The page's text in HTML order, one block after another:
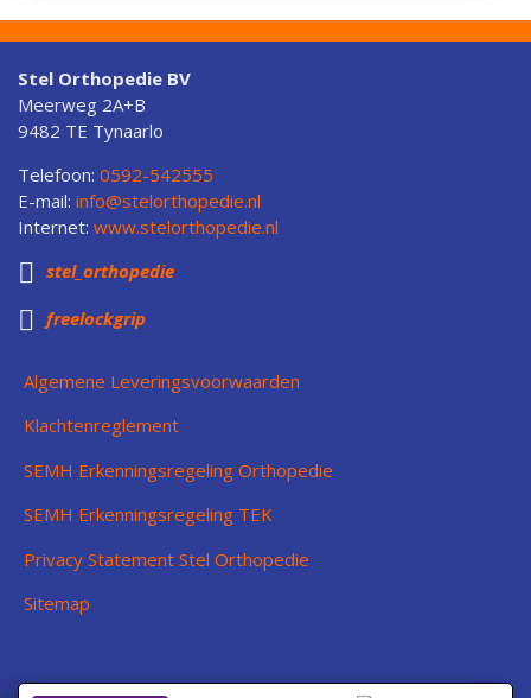
Stel Orthopedie BV
Meerweg 2A+B
9482 TE Tynaarlo
Telefoon: 0592-542555
E-mail: info@stelorthopedie.nl
Internet: www.stelorthopedie.nl
 stel_orthopedie
 freelockgrip
Algemene Leveringsvoorwaarden
Klachtenreglement
SEMH Erkenningsregeling Orthopedie
SEMH Erkenningsregeling TEK
Privacy Statement Stel Orthopedie
Sitemap